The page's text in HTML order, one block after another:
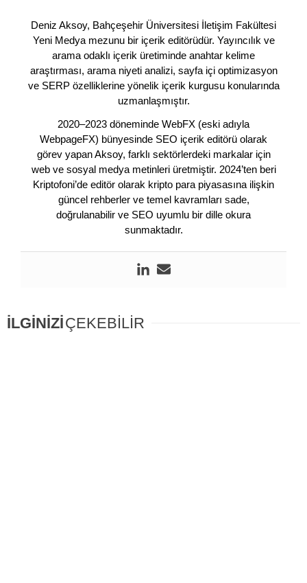
Deniz Aksoy, Bahçeşehir Üniversitesi İletişim Fakültesi
Yeni Medya mezunu bir içerik editörüdür. Yayıncılık ve
arama odaklı içerik üretiminde anahtar kelime
araştırması, arama niyeti analizi, sayfa içi optimizasyon
ve SERP özelliklerine yönelik içerik kurgusu konularında
uzmanlaşmıştır.
2020–2023 döneminde WebFX (eski adıyla
WebpageFX) bünyesinde SEO içerik editörü olarak
görev yapan Aksoy, farklı sektörlerdeki markalar için
web ve sosyal medya metinleri üretmiştir. 2024’ten beri
Kriptofoni’de editör olarak kripto para piyasasına ilişkin
güncel rehberler ve temel kavramları sade,
doğrulanabilir ve SEO uyumlu bir dille okura
sunmaktadır.
İLGİNİZİÇEKEBİLİR